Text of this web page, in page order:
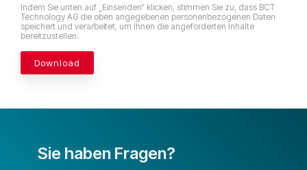
Indem Sie unten auf „Einsenden“ klicken, stimmen Sie zu, dass BCT
Technology AG die oben angegebenen personenbezogenen Daten
speichert und verarbeitet, um Ihnen die angeforderten Inhalte
bereitzustellen.
Sie haben Fragen?